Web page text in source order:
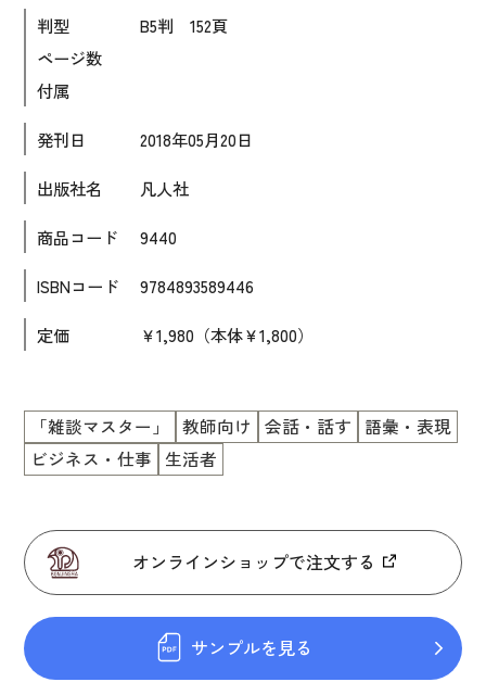
日本留学試験対策
各種試験対策
大学入試対策
学校情報
日本語学習関連副読本
日本事情
定期刊行物
視聴覚・補助教材
ビデオ・ＤＶＤ
カセットテープ・ＣＤ
カード・ゲーム・絵教材
図表
辞典
日本語学習辞典
判型
ページ数
付属
B5判 152頁
発刊日 2018年05月20日
出版社名 凡人社
商品コード 9440
ISBNコード 9784893589446
定価 ￥1,980（本体￥1,800）
「雑談マスター」 教師向け 会話・話す
語彙・表現
ビジネス・仕事
生活者
オンラインショップで注文する
サンプルを見る